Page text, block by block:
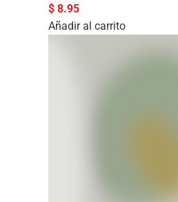
$8.95
Añadir al carrito